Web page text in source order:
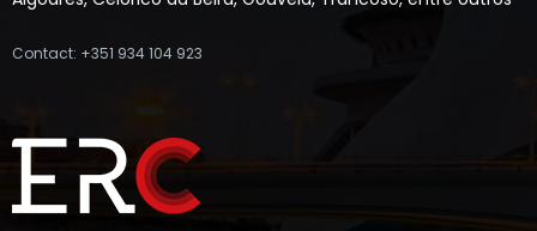
Contact: +351 934 104 923